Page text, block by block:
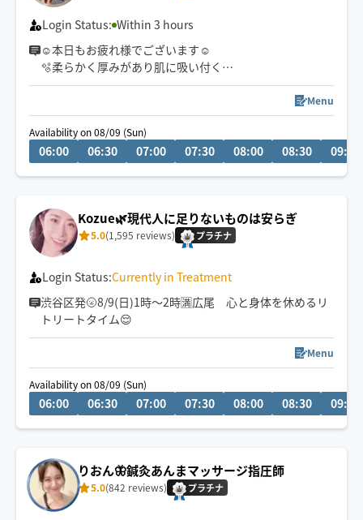
よろしくお願いいたします。
Login Status: Within 3 hours
☺︎本日もお疲れ様でございます☺︎
🫧柔らかく厚みがあり肌に吸い付く
ようなもっちりハンド🫲🫱が持ち味です🫧
Menu
Availability on 08/09 (Sun)
06:00 06:30 07:00 07:30 08:00 08:30 09:00
Kozue🌿現代人に足りないものは安らぎ
5.0(1,595 reviews) プラチナ
Login Status:Currently in Treatment
渋谷区発🌝8/9(日)1時〜2時🈵広尾 心と身体を休めるリ
トリートタイム😌
Menu
Availability on 08/09 (Sun)
06:00 06:30 07:00 07:30 08:00 08:30 09:00
りおん🦋鍼灸あんまマッサージ指圧師
5.0(842 reviews) プラチナ